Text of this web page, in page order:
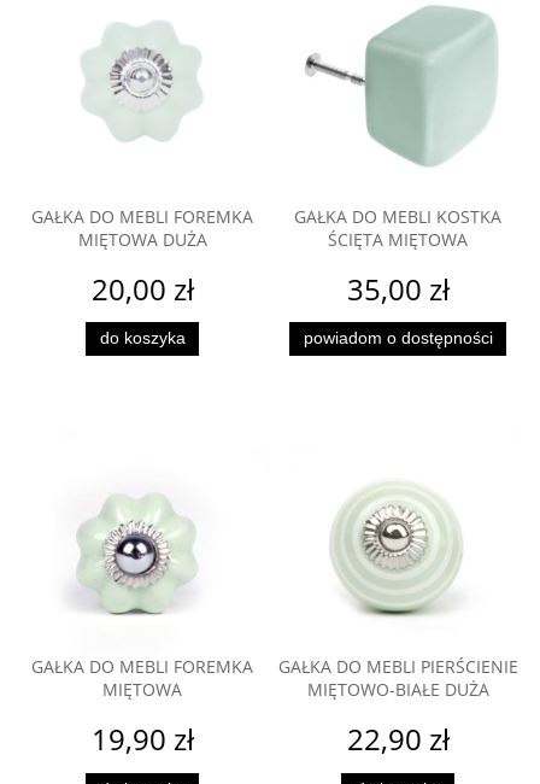
GAŁKA DO MEBLI FOREMKA
MIĘTOWA DUŻA
20,00 zł
do koszyka
GAŁKA DO MEBLI KOSTKA
ŚCIĘTA MIĘTOWA
35,00 zł
powiadom o dostępności
GAŁKA DO MEBLI FOREMKA
MIĘTOWA
19,90 zł
GAŁKA DO MEBLI PIERŚCIENIE
MIĘTOWO-BIAŁE DUŻA
22,90 zł